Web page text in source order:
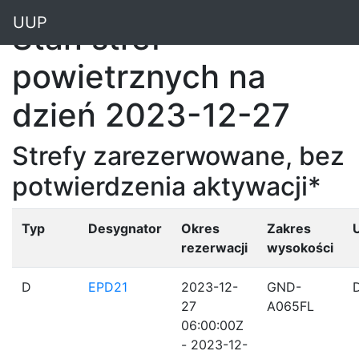
UUP
Stan stref
powietrznych na
dzień 2023-12-27
Strefy zarezerwowane, bez
potwierdzenia aktywacji*
Typ Desygnator
Okres
rezerwacji
Zakres
wysokości
D EPD21
2023-12-
27
06:00:00Z
- 2023-12-
GND-
A065FL